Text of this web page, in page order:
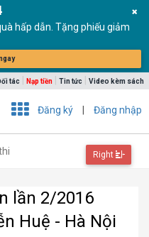
hấp dẫn. Tặng phiếu giảm
tác Nạp tiền Tin tức Video kèm sách
Đăng ký Đăng nhập
Right
lần 2/2016
Huệ - Hà Nội